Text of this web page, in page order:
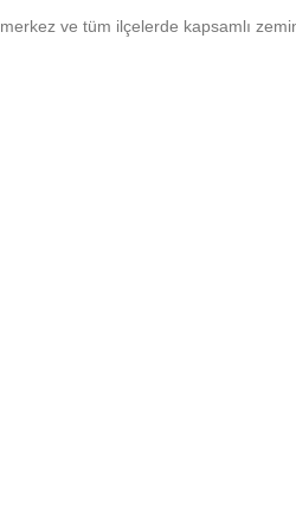
merkez ve tüm ilçelerde kapsamlı